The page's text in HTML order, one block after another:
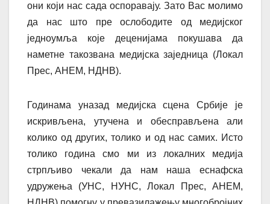
они који нас сада оспоравају. Зато Вас молимо
да нас што пре ослободите од медијског
једноумља које деценијама покушава да
наметне такозвана медијска заједница (Локал
Прес, АНЕМ, НДНВ).
Годинама уназад медијска сцена Србије је
искривљена, утучена и обесправљена али
колико од других, толико и од нас самих. Исто
толико година смо ми из локалних медија
стрпљиво чекали да нам наша еснафска
удружења (УНС, НУНС, Локал Прес, АНЕМ,